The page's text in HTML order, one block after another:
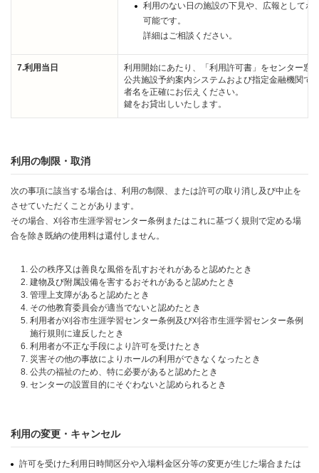
利用のない日の施設の下見や、広報としてポ
可能です。
詳細はご相談ください。
7.利用当日
利用開始にあたり、「利用許可書」をセンター窓
公共施設予約案内システムおよび指定金融機関で
者名を正確にお伝えください。
鍵をお貸出しいたします。
利用の制限・取消
次の事項に該当する場合は、利用の制限、または許可の取り消し及び中止を
させていただくことがあります。
その場合、刈谷市生涯学習センター条例またはこれに基づく規則で定める場
合を除き既納の使用料は還付しません。
公の秩序又は善良な風俗を乱すおそれがあると認めたとき
建物及び附属設備を害するおそれがあると認めたとき
管理上支障があると認めたとき
その他教育委員会が適当でないと認めたとき
利用者が刈谷市生涯学習センター条例及び刈谷市生涯学習センター条例
施行規則に違反したとき
利用者が不正な手段により許可を受けたとき
災害その他の事故によりホールの利用ができなくなったとき
公共の福祉のため、特に必要があると認めたとき
センターの設置目的にそぐわないと認められるとき
利用の変更・キャンセル
許可を受けた利用日時間区分や入場料金区分等の変更が生じた場合または